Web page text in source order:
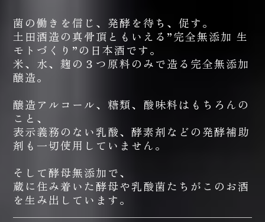
菌の働きを信じ、発酵を待ち、促す。
土田酒造の真骨頂ともいえる”完全無添加 生
モトづくり”の日本酒です。
米、水、麹の３つ原料のみで造る完全無添加
醸造。
醸造アルコール、糖類、酸味料はもちろんの
こと、
表示義務のない乳酸、酵素剤などの発酵補助
剤も一切使用していません。
そして酵母無添加で、
蔵に住み着いた酵母や乳酸菌たちがこのお酒
を生み出しています。